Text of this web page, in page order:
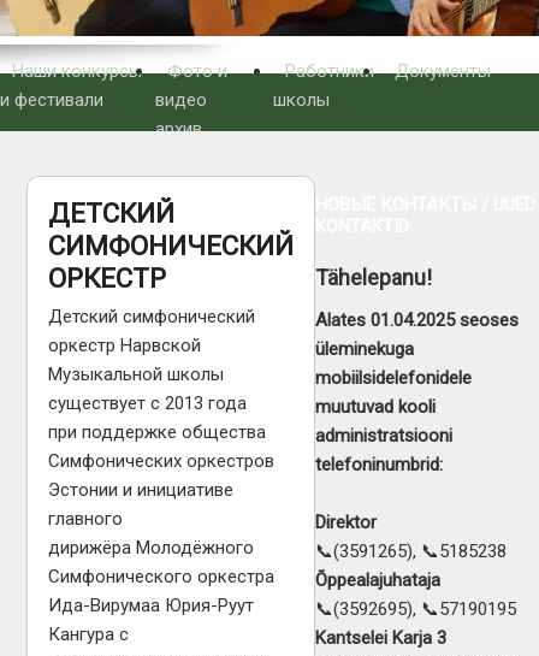
Наши конкурсы
и фестивали
Фото и
видео
архив
Работники
школы
Документы
ДЕТСКИЙ
СИМФОНИЧЕСКИЙ
ОРКЕСТР
Детский симфонический
оркестр Нарвской
Музыкальной школы
существует с 2013 года
при поддержке общества
Симфонических оркестров
Эстонии и инициативе
главного
дирижёра Молодёжного
Симфонического оркестра
Ида-Вирумаа Юрия-Руут
Кангура с
Tähelepanu!
Alates 01.04.2025 seoses
üleminekuga
mobiilsidelefonidele
muutuvad kooli
administratsiooni
telefoninumbrid:
Direktor
📞(3591265), 📞5185238
Õppealajuhataja
📞(3592695), 📞57190195
Kantselei Karja 3